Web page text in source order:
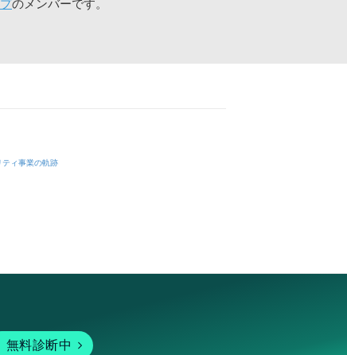
のメンバーです。
ティ事業の軌跡
無料診断中